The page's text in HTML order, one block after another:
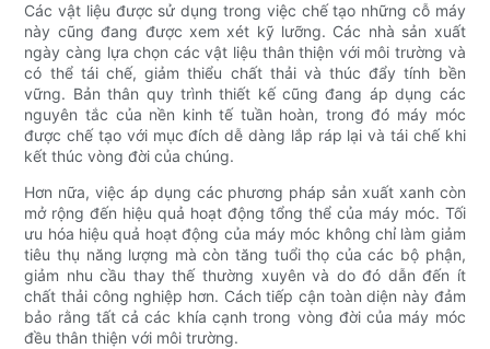
Các vật liệu được sử dụng trong việc chế tạo những cỗ máy
này cũng đang được xem xét kỹ lưỡng. Các nhà sản xuất
ngày càng lựa chọn các vật liệu thân thiện với môi trường và
có thể tái chế, giảm thiểu chất thải và thúc đẩy tính bền
vững. Bản thân quy trình thiết kế cũng đang áp dụng các
nguyên tắc của nền kinh tế tuần hoàn, trong đó máy móc
được chế tạo với mục đích dễ dàng lắp ráp lại và tái chế khi
kết thúc vòng đời của chúng.
Hơn nữa, việc áp dụng các phương pháp sản xuất xanh còn
mở rộng đến hiệu quả hoạt động tổng thể của máy móc. Tối
ưu hóa hiệu quả hoạt động của máy móc không chỉ làm giảm
tiêu thụ năng lượng mà còn tăng tuổi thọ của các bộ phận,
giảm nhu cầu thay thế thường xuyên và do đó dẫn đến ít
chất thải công nghiệp hơn. Cách tiếp cận toàn diện này đảm
bảo rằng tất cả các khía cạnh trong vòng đời của máy móc
đều thân thiện với môi trường.